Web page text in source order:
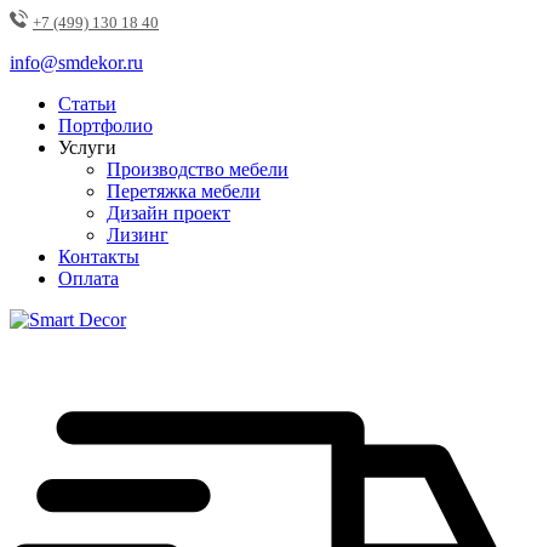
+7 (499) 130 18 40
info@smdekor.ru
Статьи
Портфолио
Услуги
Производство мебели
Перетяжка мебели
Дизайн проект
Лизинг
Контакты
Оплата